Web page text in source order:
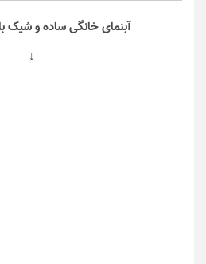
آبنمای خانگی ساده و شیک با
↓